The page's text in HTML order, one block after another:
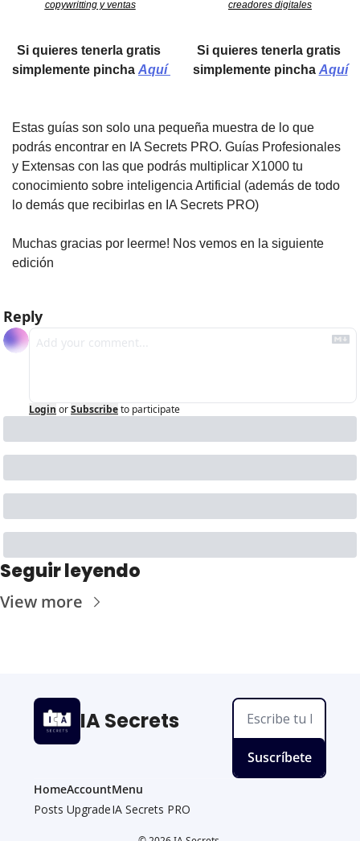
copywritting y ventas
Si quieres tenerla gratis
simplemente pincha
Aquí
creadores digitales
Si quieres tenerla gratis
simplemente pincha Aquí
Estas guías son solo una pequeña muestra de lo que
podrás encontrar en IA Secrets PRO. Guías Profesionales
y Extensas con las que podrás multiplicar X1000 tu
conocimiento sobre inteligencia Artificial (además de todo
lo demás que recibirlas en IA Secrets PRO)
Muchas gracias por leerme! Nos vemos en la siguiente
edición
Reply
Login orSubscribeto participate
Seguir leyendo
View more
IA Secrets
Suscríbete
Home
Posts
Account
Upgrade
Menu
IA Secrets PRO